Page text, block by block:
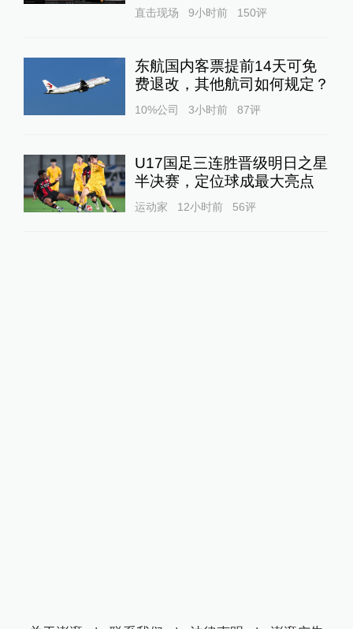
直击现场 9小时前 150评
东航国内客票提前14天可免
费退改，其他航司如何规定？
10%公司 3小时前 87评
U17国足三连胜晋级明日之星
半决赛，定位球成最大亮点
运动家 12小时前 56评